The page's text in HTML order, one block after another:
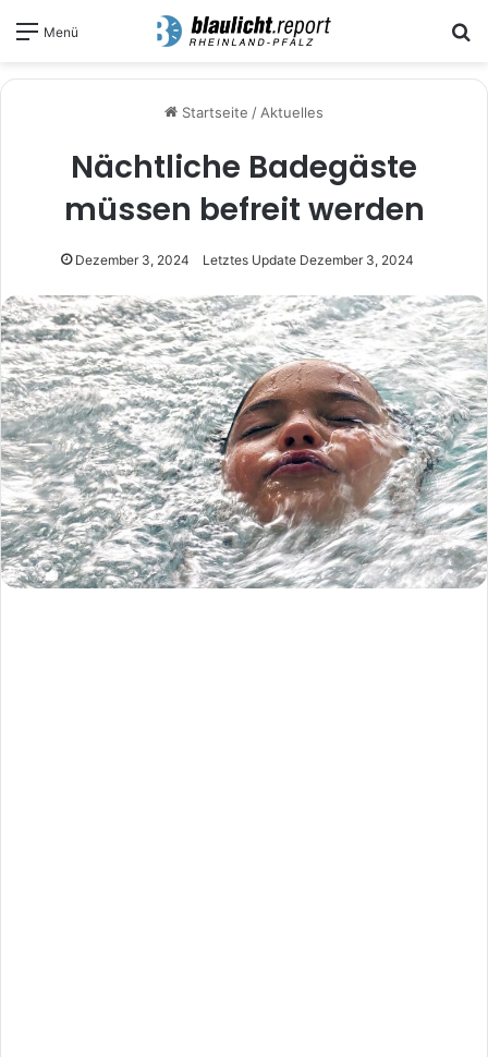
Menü
Startseite / Aktuelles
Nächtliche Badegäste
müssen befreit werden
Dezember 3, 2024 Letztes Update Dezember 3, 2024